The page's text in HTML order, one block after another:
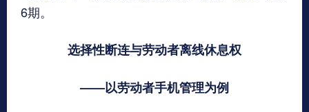
6期。
选择性断连与劳动者离线休息权
——以劳动者手机管理为例